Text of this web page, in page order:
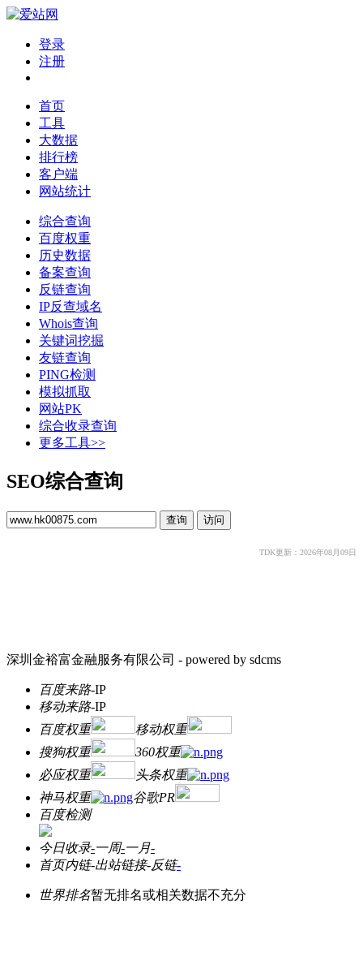
登录
注册
首页
工具
大数据
排行榜
客户端
网站统计
综合查询
百度权重
历史数据
备案查询
反链查询
IP反查域名
Whois查询
关键词挖掘
友链查询
PING检测
模拟抓取
网站PK
综合收录查询
更多工具>>
SEO综合查询
TDK更新：2026年08月09日
深圳金裕富金融服务有限公司 - powered by sdcms
百度来路-IP
移动来路-IP
百度权重
移动权重
搜狗权重
360权重
必应权重
头条权重
神马权重
谷歌PR
百度检测
今日收录-一周-一月-
首页内链-出站链接-反链-
世界排名暂无排名或相关数据不充分